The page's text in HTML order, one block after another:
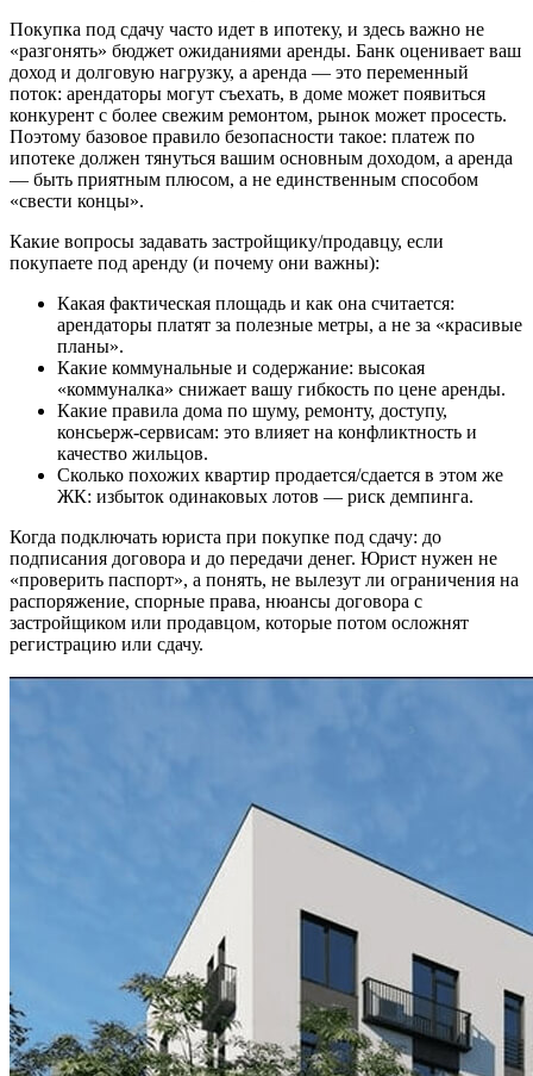
Покупка под сдачу часто идет в ипотеку, и здесь важно не
«разгонять» бюджет ожиданиями аренды. Банк оценивает ваш
доход и долговую нагрузку, а аренда — это переменный
поток: арендаторы могут съехать, в доме может появиться
конкурент с более свежим ремонтом, рынок может просесть.
Поэтому базовое правило безопасности такое: платеж по
ипотеке должен тянуться вашим основным доходом, а аренда
— быть приятным плюсом, а не единственным способом
«свести концы».
Какие вопросы задавать застройщику/продавцу, если
покупаете под аренду (и почему они важны):
Какая фактическая площадь и как она считается:
арендаторы платят за полезные метры, а не за «красивые
планы».
Какие коммунальные и содержание: высокая
«коммуналка» снижает вашу гибкость по цене аренды.
Какие правила дома по шуму, ремонту, доступу,
консьерж-сервисам: это влияет на конфликтность и
качество жильцов.
Сколько похожих квартир продается/сдается в этом же
ЖК: избыток одинаковых лотов — риск демпинга.
Когда подключать юриста при покупке под сдачу: до
подписания договора и до передачи денег. Юрист нужен не
«проверить паспорт», а понять, не вылезут ли ограничения на
распоряжение, спорные права, нюансы договора с
застройщиком или продавцом, которые потом осложнят
регистрацию или сдачу.